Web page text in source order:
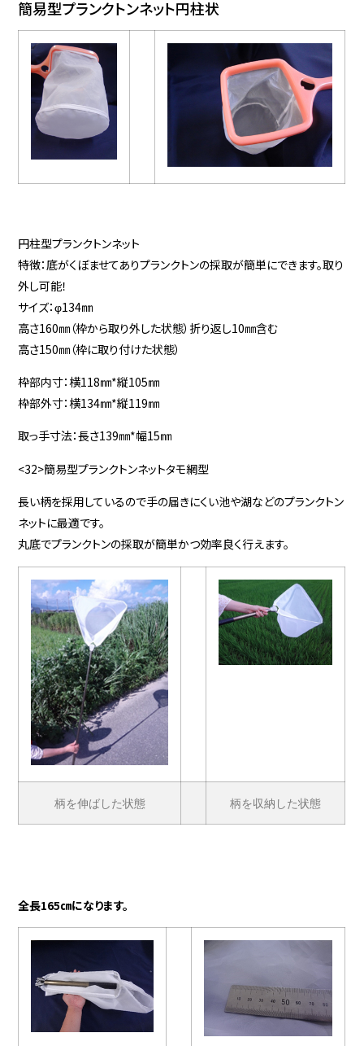
簡易型プランクトンネット円柱状
円柱型プランクトンネット
特徴：底がくぼませてありプランクトンの採取が簡単にできます。取り
外し可能！
サイズ：φ134㎜
高さ160㎜（枠から取り外した状態）折り返し10㎜含む
高さ150㎜（枠に取り付けた状態）
枠部内寸：横118㎜*縦105㎜
枠部外寸：横134㎜*縦119㎜
取っ手寸法：長さ139㎜*幅15㎜
<32>簡易型プランクトンネットタモ網型
長い柄を採用しているので手の届きにくい池や湖などのプランクトン
ネットに最適です。
丸底でプランクトンの採取が簡単かつ効率良く行えます。
柄を伸ばした状態 柄を収納した状態
全長165㎝になります。